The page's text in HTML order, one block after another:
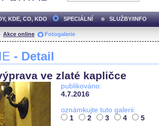
KDE, CO, KDO SPECIÁLNÍ SLUŽBY/INFO
Akce online Fotogalerie
- Detail
ve zlaté kapličce
publikováno:
4.7.2016
oznámkujte tuto galerii:
1
2 3 4
5